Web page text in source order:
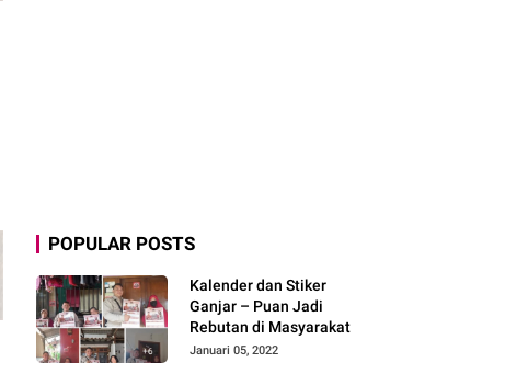
POPULAR POSTS
Kalender dan Stiker
Ganjar – Puan Jadi
Rebutan di Masyarakat
Januari 05, 2022